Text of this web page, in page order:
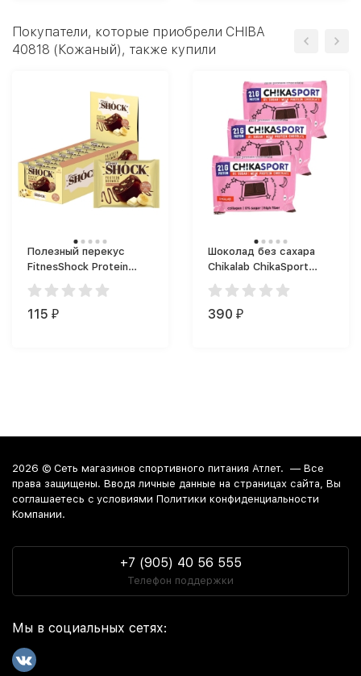
Покупатели, которые приобрели CHIBA
40818 (Кожаный), также купили
Полезный перекус
FitnesShock Protein
Brownie (50 г)
115 ₽
Шоколад без сахара
Chikalab ChikaSport
(100 г)
390 ₽
2026 © Сеть магазинов спортивного питания Атлет. — Все
права защищены. Вводя личные данные на страницах сайта, Вы
соглашаетесь c условиями Политики конфиденциальности
Компании.
+7 (905) 40 56 555
Телефон поддержки
Мы в социальных сетях: